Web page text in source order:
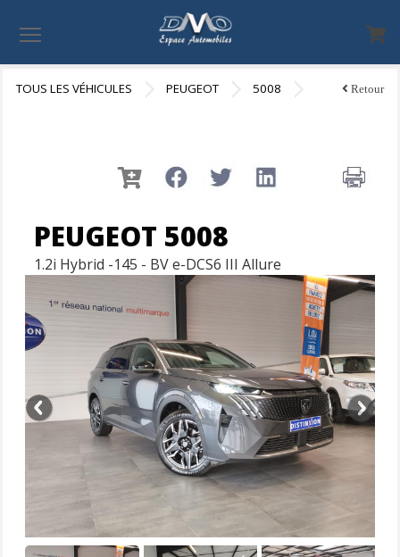
TOUS LES VÉHICULES PEUGEOT 5008 Retour
PEUGEOT 5008
1.2i Hybrid -145 - BV e-DCS6 III Allure